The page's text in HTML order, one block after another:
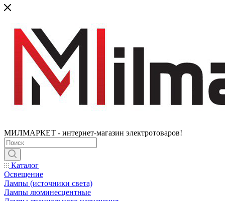
МИЛМАРКЕТ - интернет-магазин электротоваров!
Каталог
Освещение
Лампы (источники света)
Лампы люминесцентные